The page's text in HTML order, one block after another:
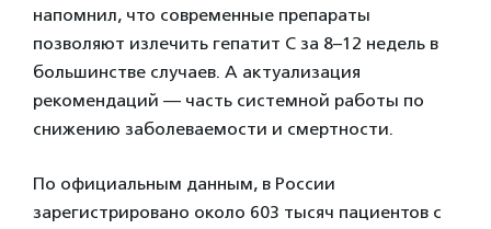
напомнил, что современные препараты
позволяют излечить гепатит С за 8–12 недель в
большинстве случаев. А актуализация
рекомендаций — часть системной работы по
снижению заболеваемости и смертности.
По официальным данным, в России
зарегистрировано около 603 тысяч пациентов с